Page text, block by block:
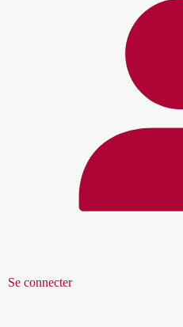
Se connecter